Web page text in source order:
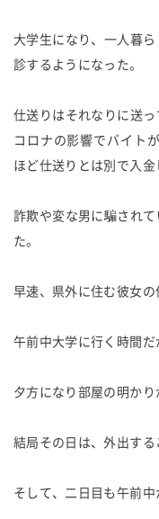
大学生になり、一人暮
診するようになった。
仕送りはそれなりに送
コロナの影響でバイト
ほど仕送りとは別で入金
詐欺や変な男に騙され
た。
早速、県外に住む彼女の
午前中大学に行く時間だ
夕方になり部屋の明かり
結局その日は、外出する
そして、二日目も午前中